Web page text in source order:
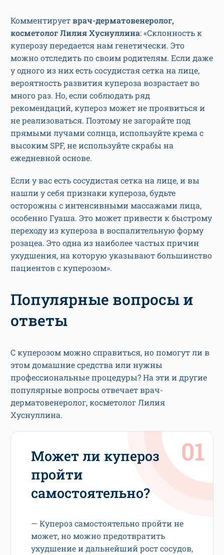
Комментируетврач-дерматовенеролог,
косметолог Лилия Хуснуллина: «Склонность к
куперозу передается нам генетически. Это
можно отследить по своим родителям. Если даже
у одного из них есть сосудистая сетка на лице,
вероятность развития купероза возрастает во
много раз. Но, если соблюдать ряд
рекомендаций, купероз может не проявиться и
не реализоваться. Поэтому не загорайте под
прямыми лучами солнца, используйте крема с
высоким SPF, не используйте скрабы на
ежедневной основе.
Если у вас есть сосудистая сетка на лице, и вы
нашли у себя признаки купероза, будьте
осторожны с интенсивными массажами лица,
особенно Гуаша. Это может привести к быстрому
переходу из купероза в воспалительную форму
розацеа. Это одна из наиболее частых причин
ухудшения, на которую указывают большинство
пациентов с куперозом».
Популярные вопросы и
ответы
С куперозом можно справиться, но помогут ли в
этом домашние средства или нужны
профессиональные процедуры? На эти и другие
популярные вопросы отвечает врач-
дерматовенеролог, косметолог Лилия
Хуснуллина.
Может ли купероз
пройти
самостоятельно?
— Купероз самостоятельно пройти не
может, но можно предотвратить
ухудшение и дальнейший рост сосудов,